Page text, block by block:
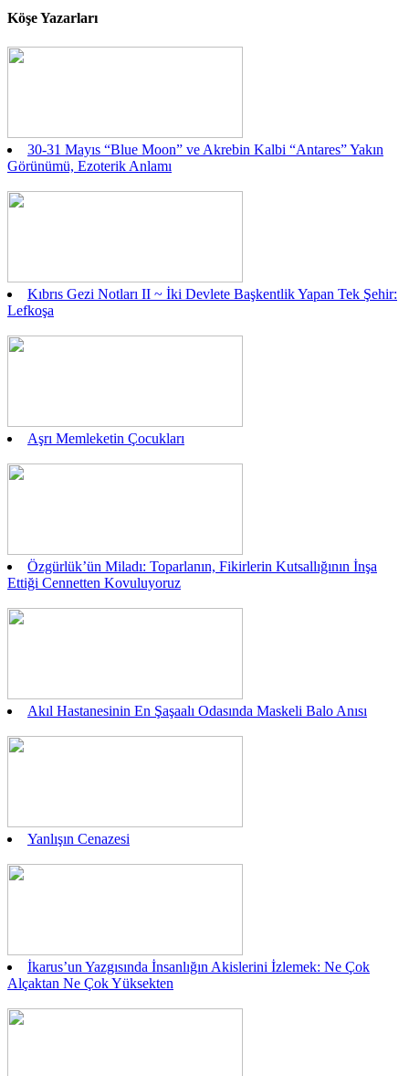
Köşe Yazarları
30-31 Mayıs “Blue Moon” ve Akrebin Kalbi “Antares” Yakın
Görünümü, Ezoterik Anlamı
Kıbrıs Gezi Notları II ~ İki Devlete Başkentlik Yapan Tek Şehir:
Lefkoşa
Aşrı Memleketin Çocukları
Özgürlük’ün Miladı: Toparlanın, Fikirlerin Kutsallığının İnşa
Ettiği Cennetten Kovuluyoruz
Akıl Hastanesinin En Şaşaalı Odasında Maskeli Balo Anısı
Yanlışın Cenazesi
İkarus’un Yazgısında İnsanlığın Akislerini İzlemek: Ne Çok
Alçaktan Ne Çok Yüksekten